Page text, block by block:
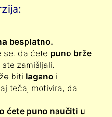
besplatno.
se, da ćete puno brže
zamišljali.
biti lagano i
tečaj motivira, da
ćete puno naučiti u